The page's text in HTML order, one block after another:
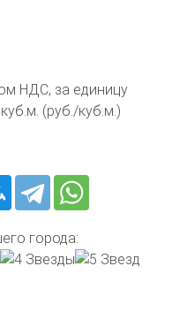
НДС, за единицу
(руб./куб.м.)
города: